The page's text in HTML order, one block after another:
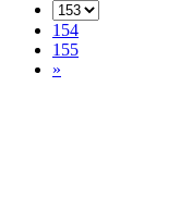
154
155
»